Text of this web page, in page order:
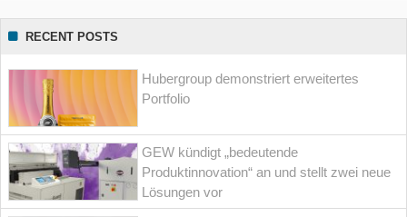
RECENT POSTS
Hubergroup demonstriert erweitertes
Portfolio
GEW kündigt „bedeutende
Produktinnovation“ an und stellt zwei neue
Lösungen vor